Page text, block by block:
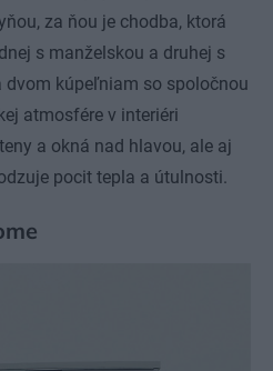
za ňou je chodba, ktorá
s manželskou a druhej s
kúpeľniam so spoločnou
atmosfére v interiéri
a okná nad hlavou, ale aj
pocit tepla a útulnosti.